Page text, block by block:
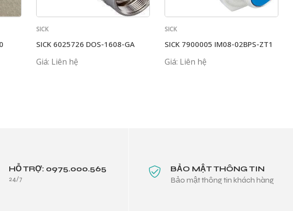
SICK
SICK 6025726 DOS-1608-GA
Giá: Liên hệ
SICK
SICK 7900005 IM08-02BPS-ZT1
Giá: Liên hệ
HỖ TRỢ: 0975.000.565
24/7
BẢO MẬT THÔNG TIN
Bảo mật thông tin khách hàng